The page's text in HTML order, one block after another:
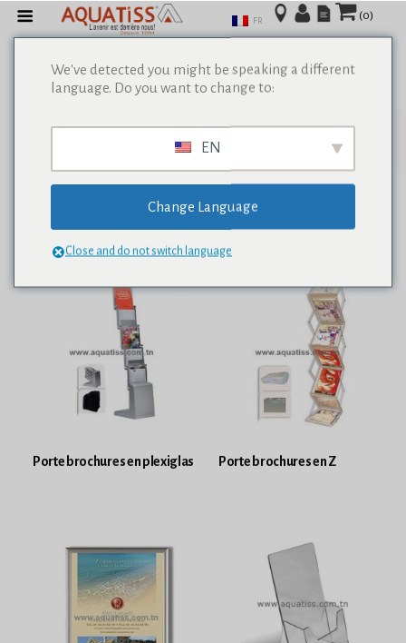
(0)
Porte brochures en plexiglas Porte brochures en Z
FR
We've detected you might be speaking a different
language. Do you want to change to:
EN
Change Language
Close and do not switch language